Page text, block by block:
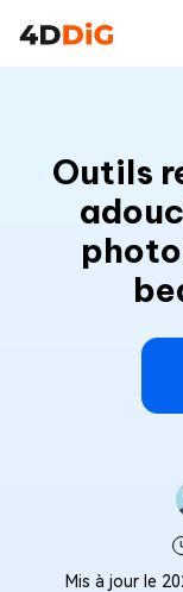
Outils
Mis à jour le